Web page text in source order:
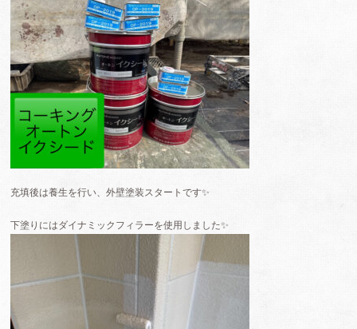
充填後は養生を行い、外壁塗装スタートです✨
下塗りにはダイナミックフィラーを使用しました✨